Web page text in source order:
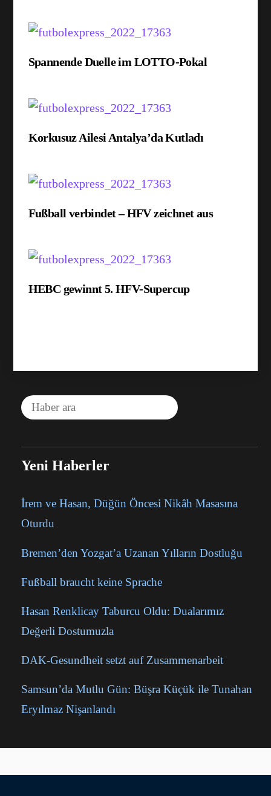
Spannende Duelle im LOTTO-Pokal
Korkusuz Ailesi Antalya’da Kutladı
Fußball verbindet – HFV zeichnet aus
HEBC gewinnt 5. HFV-Supercup
Yeni Haberler
İrem ve Hasan, Düğün Öncesi Nikâh Masasına
Oturdu
Bremen’den Yozgat’a Uzanan Yılların Dostluğu
Fußball braucht keine Sprache
Hasan Renklicay Taburcu Oldu: Dualarımız
Değerli Dostumuzla
DAK-Gesundheit setzt auf Zusammenarbeit
Samsun’da Mutlu Gün: Büşra Küçük ile Tunahan
Eryılmaz Nişanlandı